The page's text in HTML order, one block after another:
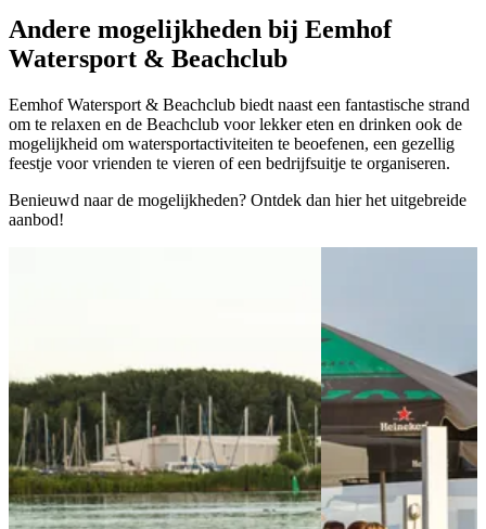
Andere mogelijkheden bij Eemhof
Watersport & Beachclub
Eemhof Watersport & Beachclub biedt naast een fantastische strand
om te relaxen en de Beachclub voor lekker eten en drinken ook de
mogelijkheid om watersportactiviteiten te beoefenen, een gezellig
feestje voor vrienden te vieren of een bedrijfsuitje te organiseren.
Benieuwd naar de mogelijkheden? Ontdek dan hier het uitgebreide
aanbod!